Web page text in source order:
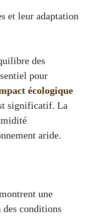
et leur adaptation
des
pour
écologique
significatif. La
aride.
une
des conditions